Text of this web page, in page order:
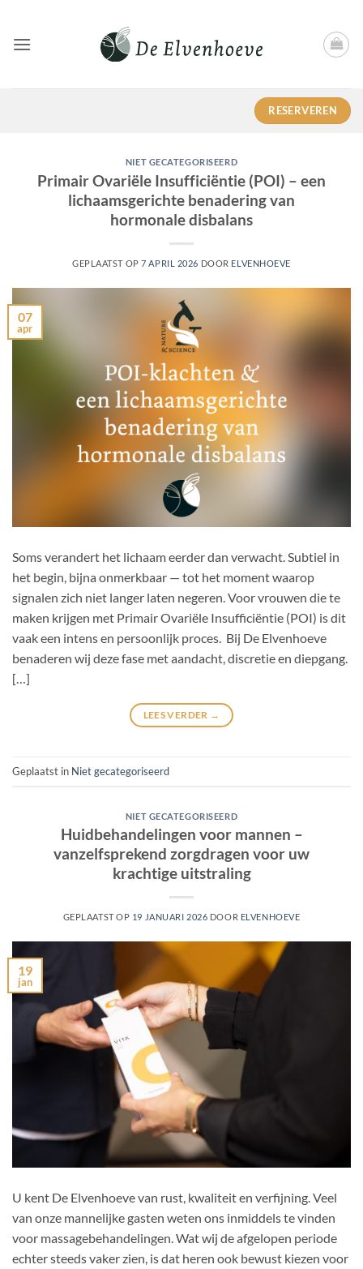
inhoud
RESERVEREN
NIET GECATEGORISEERD
Primair Ovariële Insufficiëntie (POI) – een
lichaamsgerichte benadering van
hormonale disbalans
GEPLAATST OP7 APRIL 2026 DOOR ELVENHOEVE
07
apr
Soms verandert het lichaam eerder dan verwacht. Subtiel in
het begin, bijna onmerkbaar — tot het moment waarop
signalen zich niet langer laten negeren. Voor vrouwen die te
maken krijgen met Primair Ovariële Insufficiëntie (POI) is dit
vaak een intens en persoonlijk proces. Bij De Elvenhoeve
benaderen wij deze fase met aandacht, discretie en diepgang.
[…]
LEES VERDER →
Geplaatst in Niet gecategoriseerd
NIET GECATEGORISEERD
Huidbehandelingen voor mannen –
vanzelfsprekend zorgdragen voor uw
krachtige uitstraling
GEPLAATST OP 19 JANUARI 2026 DOOR ELVENHOEVE
19
jan
U kent De Elvenhoeve van rust, kwaliteit en verfijning. Veel
van onze mannelijke gasten weten ons inmiddels te vinden
voor massagebehandelingen. Wat wij de afgelopen periode
echter steeds vaker zien, is dat heren ook bewust kiezen voor